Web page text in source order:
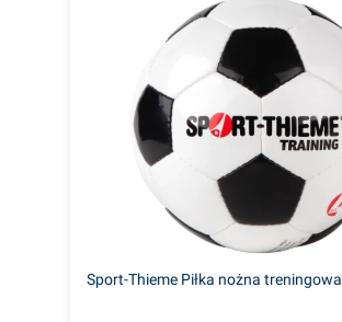
Sport-Thieme Piłka nożna treningowa